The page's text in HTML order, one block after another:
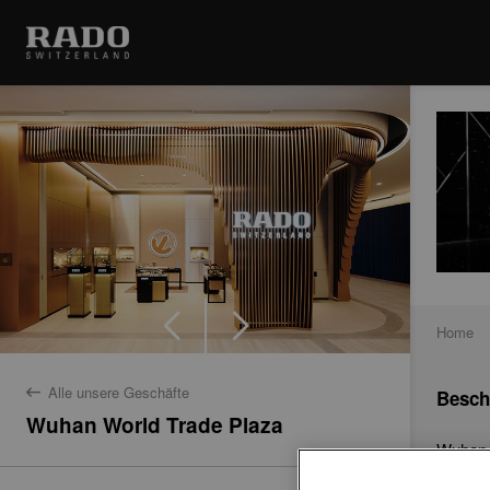
back Alle unsere Geschäfte
Wuhan World Trade Plaza
Home